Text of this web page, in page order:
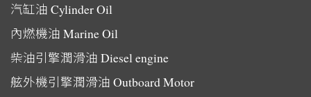
汽缸油 Cylinder Oil
內燃機油 Marine Oil
柴油引擎潤滑油 Diesel engine
舷外機引擎潤滑油 Outboard Motor